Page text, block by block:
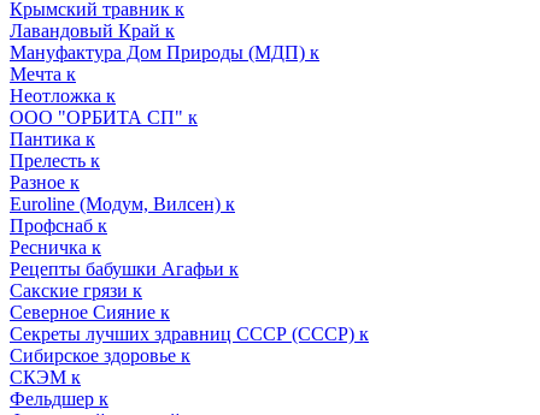
Крымский травник к
Лавандовый Край к
Мануфактура Дом Природы (МДП) к
Мечта к
Неотложка к
ООО "ОРБИТА СП" к
Пантика к
Прелесть к
Разное к
Euroline (Модум, Вилсен) к
Профснаб к
Ресничка к
Рецепты бабушки Агафьи к
Сакские грязи к
Северное Сияние к
Секреты лучших здравниц СССР (СССР) к
Сибирское здоровье к
СКЭМ к
Фельдшер к